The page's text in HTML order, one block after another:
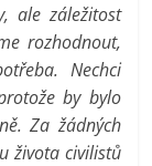
ale záležitost
rozhodnout,
Nechci
by bylo
Za žádných
života civilistů